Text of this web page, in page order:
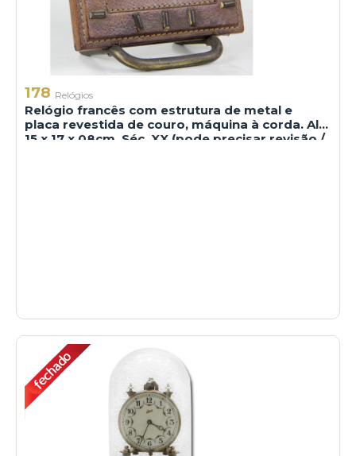
178 Relógios
Relógio francês com estrutura de metal e
placa revestida de couro, máquina à corda. Alt.
15 x 17 x 08cm. Séc. XX (pode precisar revisão /